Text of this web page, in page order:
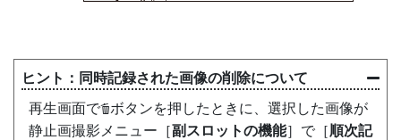
同時記録された画像の削除について
再生画面でOボタンを押したときに、選択した画像が
静止画撮影メニュー［副スロットの機能］で［順次記